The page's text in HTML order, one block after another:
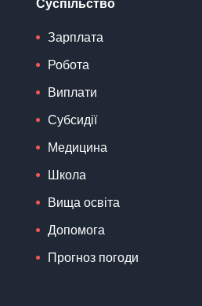
Суспільство
Зарплата
Робота
Виплати
Субсидії
Медицина
Школа
Вища освіта
Допомога
Прогноз погоди